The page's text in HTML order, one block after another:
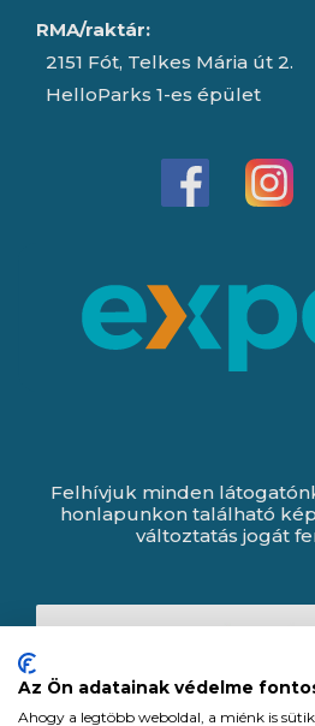
RMA/raktár:
2151 Fót, Telkes Mária út 2.
HelloParks 1-es épület
Felhívjuk minden
honlapunkon található
változtatás jogát
Az Ön adatainak védelme
Ahogy a legtöbb weboldal, a miénk is